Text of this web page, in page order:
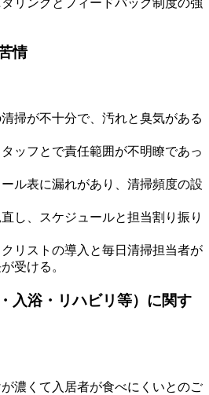
情
掃が不十分で、汚れと臭気がある
ッフとで責任範囲が不明瞭であっ
ル表に漏れがあり、清掃頻度の設
し、スケジュールと担当割り振り
リストの導入と毎日清掃担当者が
受ける。
入浴・リハビリ等）に関す
濃くて入居者が食べにくいとのご